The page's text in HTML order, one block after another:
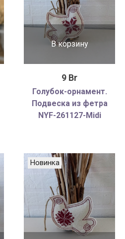
В корзину
9 Br
Голубок-орнамент.
Подвеска из фетра
NYF-261127-Midi
Новинка